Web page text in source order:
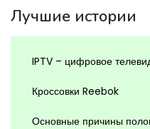
Лучшие истории
IPTV – цифровое
Кроссовки Reebok
Основные причины